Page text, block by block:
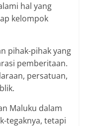
hal yang
kelompok
pihak-pihak yang
pemberitaan.
persatuan,
Maluku dalam
tegaknya, tetapi